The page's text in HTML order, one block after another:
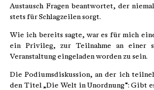
Austausch Fragen beantwortet, der
stets für Schlagzeilen sorgt.
Wie ich bereits sagte, war es für mich
ein Privileg, zur Teilnahme an einer
Veranstaltung eingeladen worden zu sein.
Die Podiumsdiskussion, an der ich
den Titel „Die Welt in Unordnung“: Gibt